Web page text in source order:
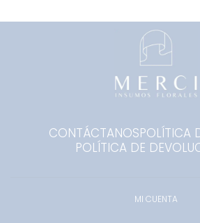
CONTÁCTANOSPOLÍTICA
POLÍTICA DE
MI CUENTA